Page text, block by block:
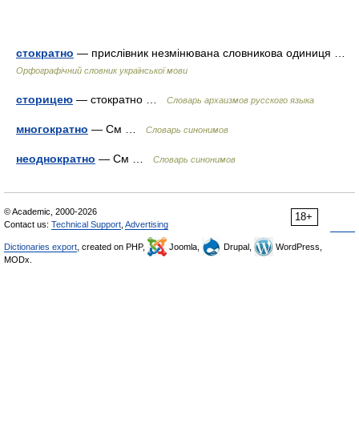
стократно — прислівник незмінювана словникова одиниця …
Орфографічний словник української мови
сторицею — стократно … Cловарь архаизмов русского языка
многократно — См … Словарь синонимов
неоднократно — См … Словарь синонимов
18+
© Academic, 2000-2026
Contact us: Technical Support Advertising
Dictionaries export , created on PHP, Joomla, Drupal,
WordPress,
MODx.